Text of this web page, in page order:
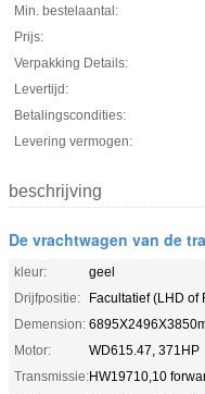
Min. bestelaantal:
Prijs:
Verpakking Details:
Levertijd:
Betalingscondities:
Levering vermogen:
beschrijving
De vrachtwagen van de
kleur:
geel
Drijfpositie:
Facultatief (LHD of
Demension:
Motor:
WD615.47, 371HP
Transmissie:HW19710,10